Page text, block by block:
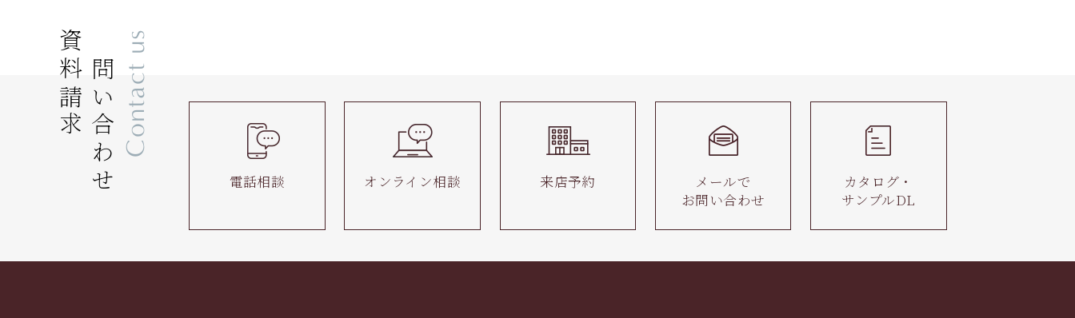
Contact us
お問い合わせ
資料請求
電話相談 オンライン相談 来店予約
メールで
お問い合わせ
カタログ・
サンプルDL